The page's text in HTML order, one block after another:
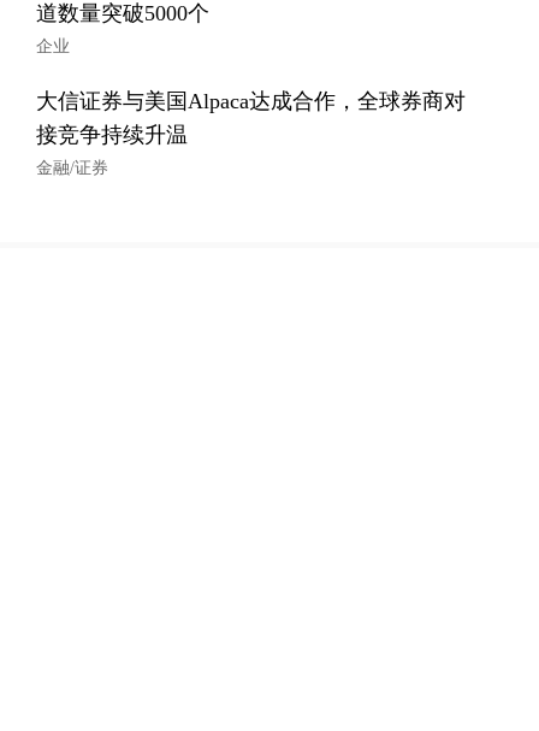
道数量突破5000个
企业
大信证券与美国Alpaca达成合作，全球券商对
接竞争持续升温
金融/证券